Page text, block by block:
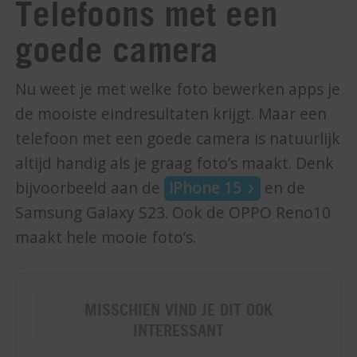
Telefoons met een
goede camera
Nu weet je met welke foto bewerken apps je
de mooiste eindresultaten krijgt. Maar een
telefoon met een goede camera is natuurlijk
altijd handig als je graag foto’s maakt. Denk
bijvoorbeeld aan de iPhone 15
en de
Samsung Galaxy S23. Ook de OPPO Reno10
maakt hele mooie foto’s.